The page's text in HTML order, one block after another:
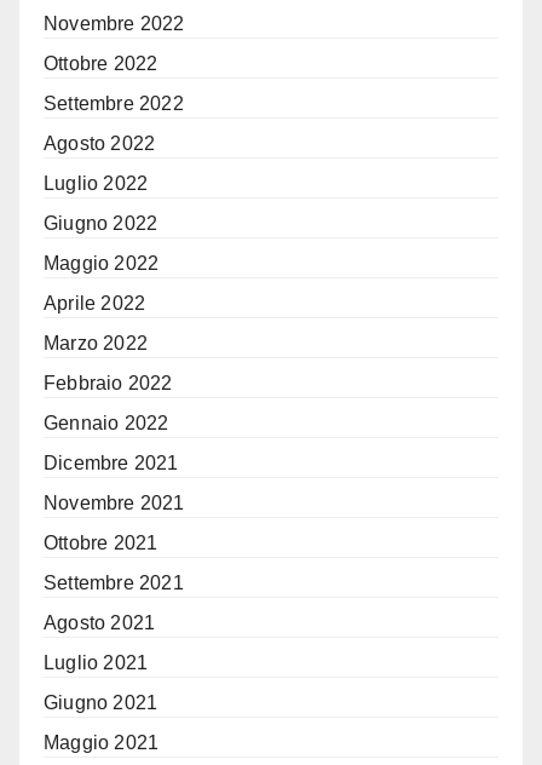
Novembre 2022
Ottobre 2022
Settembre 2022
Agosto 2022
Luglio 2022
Giugno 2022
Maggio 2022
Aprile 2022
Marzo 2022
Febbraio 2022
Gennaio 2022
Dicembre 2021
Novembre 2021
Ottobre 2021
Settembre 2021
Agosto 2021
Luglio 2021
Giugno 2021
Maggio 2021